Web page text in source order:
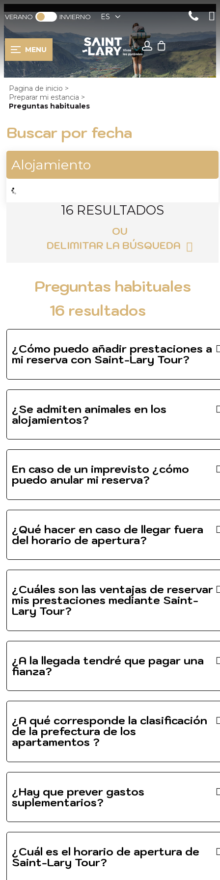
VERANO INVIERNO ES
MENU
Pagina de inicio >
Preparar mi estancia >
Preguntas habituales
Buscar por fecha
Alojamiento
OU
DELIMITAR LA BÚSQUEDA
16 RESULTADOS
Preguntas habituales
16 resultados
¿Cómo puedo añadir prestaciones a
mi reserva con Saint-Lary Tour?
¿Se admiten animales en los
alojamientos?
En caso de un imprevisto ¿cómo
puedo anular mi reserva?
¿Qué hacer en caso de llegar fuera
del horario de apertura?
¿Cuáles son las ventajas de reservar
mis prestaciones mediante Saint-
Lary Tour?
¿A la llegada tendré que pagar una
fianza?
¿A qué corresponde la clasificación
de la prefectura de los
apartamentos ?
¿Hay que prever gastos
suplementarios?
¿Cuál es el horario de apertura de
Saint-Lary Tour?